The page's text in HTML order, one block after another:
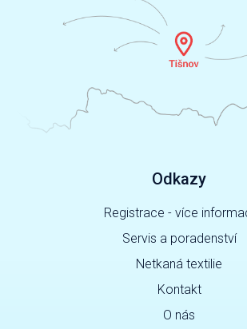
Odkazy
Registrace - více
Servis a poradenství
Netkaná textilie
Kontakt
O nás